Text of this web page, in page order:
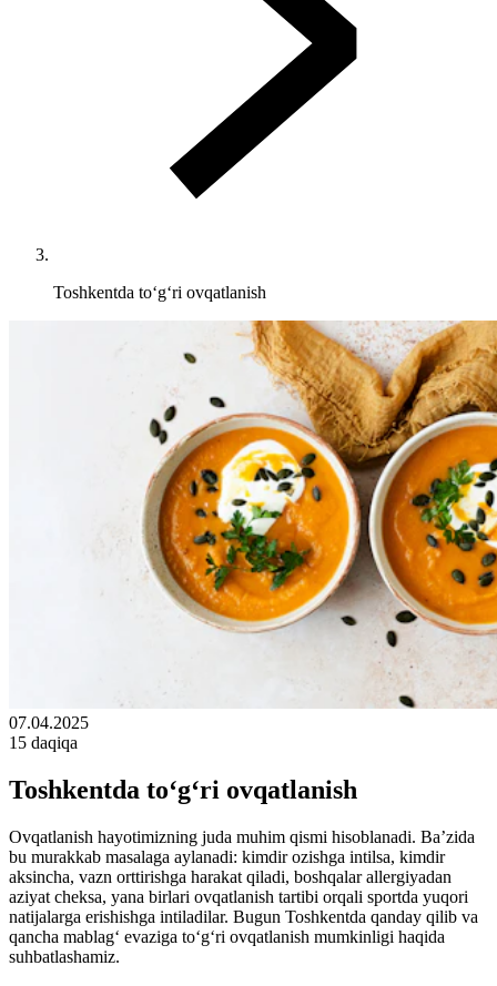
Toshkentda to‘g‘ri ovqatlanish
07.04.2025
15 daqiqa
Toshkentda to‘g‘ri ovqatlanish
Ovqatlanish hayotimizning juda muhim qismi hisoblanadi. Ba’zida
bu murakkab masalaga aylanadi: kimdir ozishga intilsa, kimdir
aksincha, vazn orttirishga harakat qiladi, boshqalar allergiyadan
aziyat cheksa, yana birlari ovqatlanish tartibi orqali sportda yuqori
natijalarga erishishga intiladilar. Bugun Toshkentda qanday qilib va
qancha mablag‘ evaziga to‘g‘ri ovqatlanish mumkinligi haqida
suhbatlashamiz.